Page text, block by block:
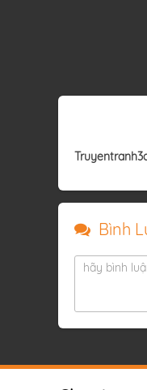
Bình
hãy bình